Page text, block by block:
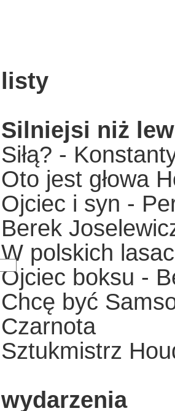
listy
Silniejsi niż lew
Siłą? -
Oto jest głowa
Ojciec i syn -
Berek
W polskich
Ojciec boksu -
Chcę być
Czarnota
Sztukmistrz
wydarzenia